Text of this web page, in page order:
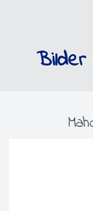
Bilder